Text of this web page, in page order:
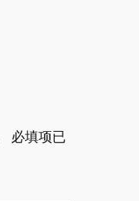
必填项已